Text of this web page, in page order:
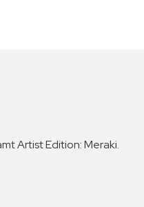
Artist Edition: Meraki.